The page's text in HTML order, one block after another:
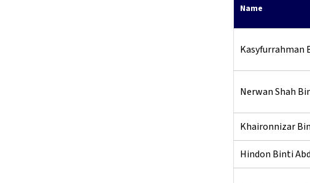
Name
Kasyfurrahman
Nerwan Shah
Khaironnizar
Hindon Binti